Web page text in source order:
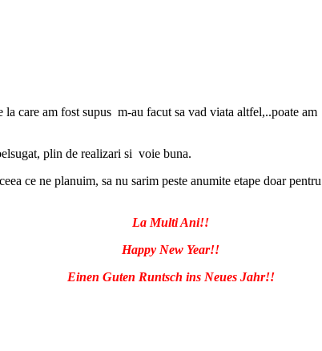
care am fost supus m-au facut sa vad viata altfel,..poate
plin de realizari si voie buna.
ce ne planuim, sa nu sarim peste anumite etape doar
La Multi Ani!!
Happy New Year!!
Einen Guten Runtsch ins Neues Jahr!!